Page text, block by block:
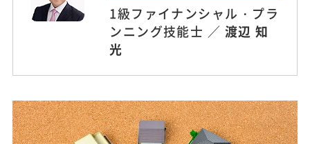
1級ファイナンシャル・プラ
ンニング技能士 ／ 渡辺 知
光